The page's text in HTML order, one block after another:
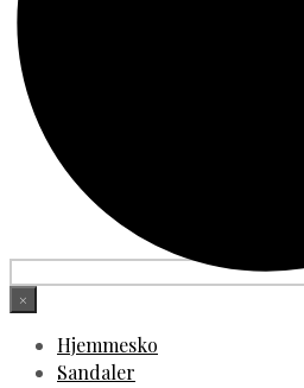
×
Hjemmesko
Sandaler